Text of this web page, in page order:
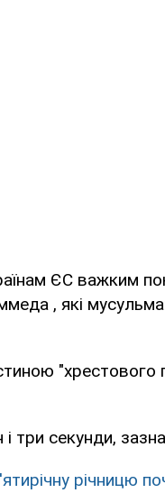
ЄС важким
, які
"хрестового
три секунди,
річницю